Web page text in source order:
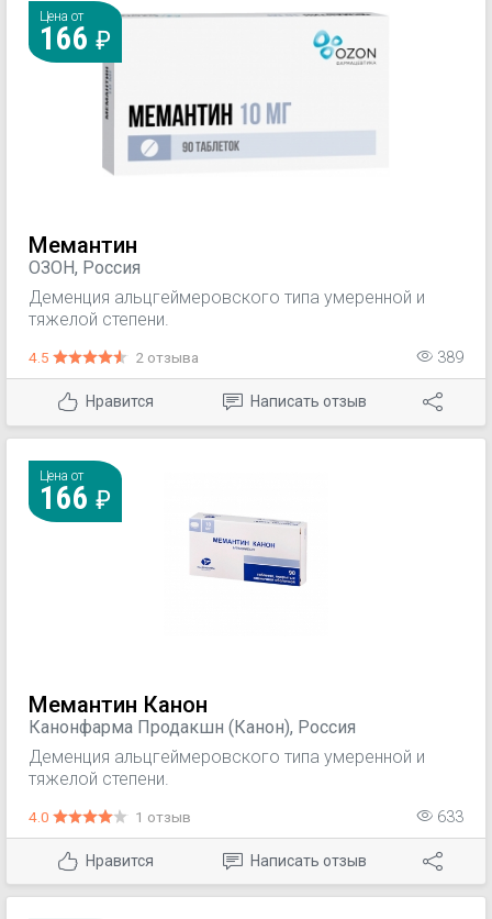
Цена от
166
Мемантин
ОЗОН, Россия
Деменция альцгеймеровского типа умеренной и
тяжелой степени.
4.5 2 отзыва 389
Нравится Написать отзыв
Цена от
166
Мемантин Канон
Канонфарма Продакшн (Канон), Россия
Деменция альцгеймеровского типа умеренной и
тяжелой степени.
4.0 1 отзыв 633
Нравится Написать отзыв